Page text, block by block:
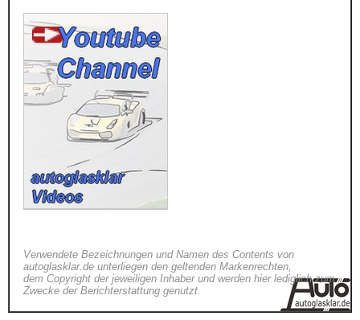
Verwendete Bezeichnungen und Namen des Contents von
autoglasklar.de unterliegen den geltenden Markenrechten,
dem Copyright der jeweiligen Inhaber und werden hier lediglich zum
Zwecke der Berichterstattung genutzt.